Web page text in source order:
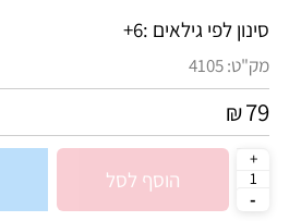
סינון לפי גילאים :6+
מק"ט:4105
₪79
הוסף לסל